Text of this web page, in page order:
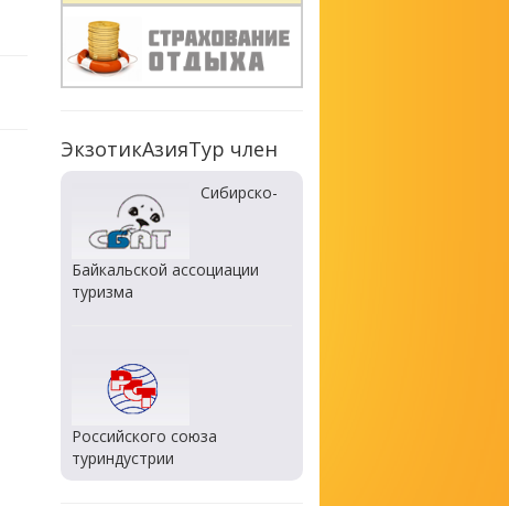
ЭкзотикАзияТур член
Сибирско-
Байкальской ассоциации
туризма
Российского союза
туриндустрии